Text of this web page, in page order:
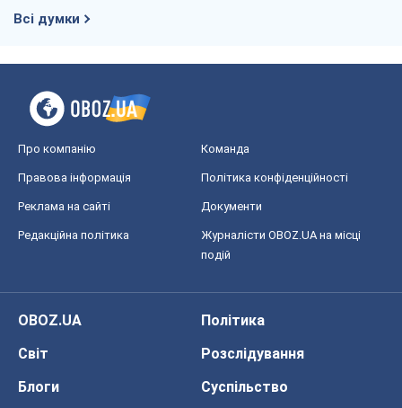
Всі думки
Про компанію Команда
Правова інформація Політика конфіденційності
Реклама на сайті Документи
Редакційна політика
Журналісти OBOZ.UA на місці
подій
OBOZ.UA
Політика
Світ
Розслідування
Блоги
Суспільство